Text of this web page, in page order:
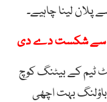
پلان لینا چاہیے۔
ٹیم کے بیٹنگ کوچ
بہت اچھی